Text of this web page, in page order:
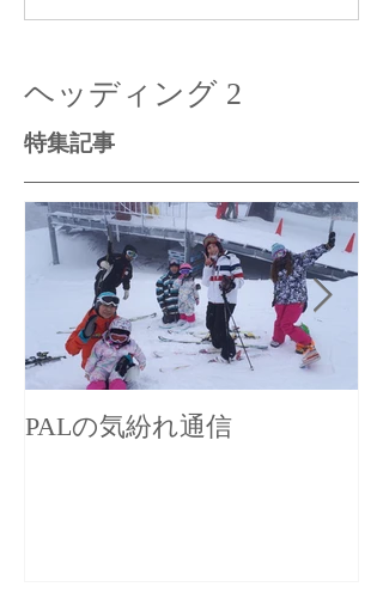
ヘッディング 2
特集記事
PALの気紛れ通信